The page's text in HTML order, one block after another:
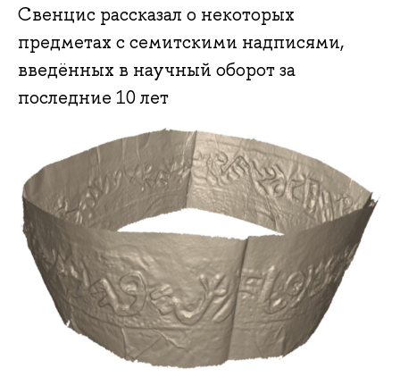
Свенцис рассказал о некоторых
предметах с семитскими надписями,
введённых в научный оборот за
последние 10 лет